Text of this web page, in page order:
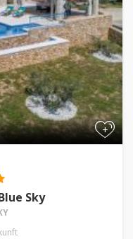
+
Sky